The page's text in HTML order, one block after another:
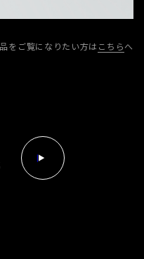
をご覧になりたい方は こちらへ